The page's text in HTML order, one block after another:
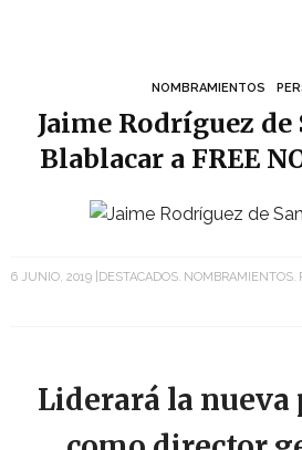
NOMBRAMIENTOS
Jaime Rodríguez de
Blablacar a FREE
6 JUNIO, 2019 DESTACADOS NOMBRAMIENTOS
Liderará la